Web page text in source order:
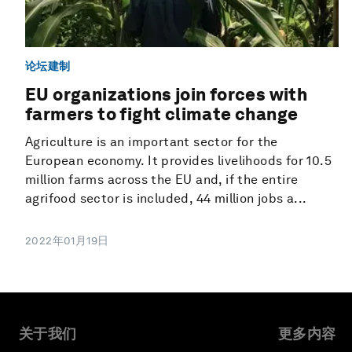
论坛建制
EU organizations join forces with
farmers to fight climate change
Agriculture is an important sector for the
European economy. It provides livelihoods for 10.5
million farms across the EU and, if the entire
agrifood sector is included, 44 million jobs a...
2022年01月19日
关于我们 更多内容